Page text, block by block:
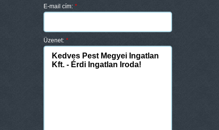
E-mail cím: *
Üzenet: *